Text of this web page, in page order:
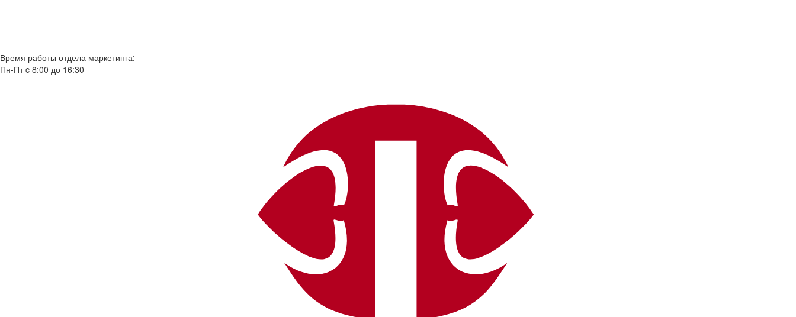
Время работы отдела маркетинга:
Пн-Пт c 8:00 до 16:30